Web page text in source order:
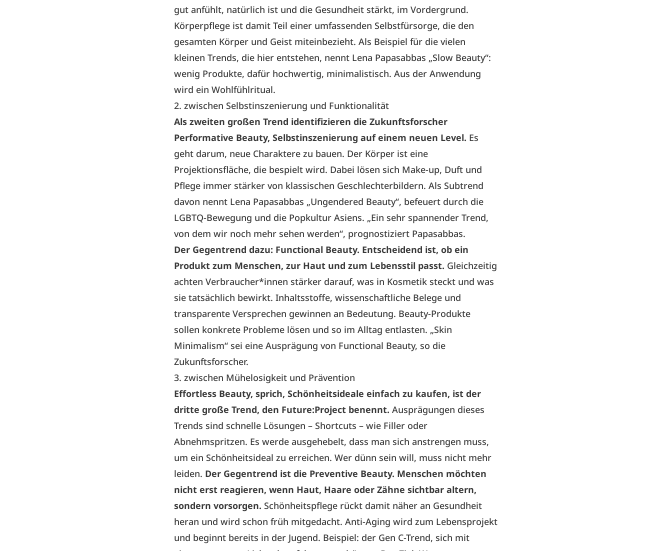
gut anfühlt, natürlich ist und die Gesundheit stärkt, im Vordergrund.
Körperpflege ist damit Teil einer umfassenden Selbstfürsorge, die den
gesamten Körper und Geist miteinbezieht. Als Beispiel für die vielen
kleinen Trends, die hier entstehen, nennt Lena Papasabbas „Slow Beauty“:
wenig Produkte, dafür hochwertig, minimalistisch. Aus der Anwendung
wird ein Wohlfühlritual.
2. zwischen Selbstinszenierung und Funktionalität
Als zweiten großen Trend identifizieren die Zukunftsforscher
Performative Beauty, Selbstinszenierung auf einem neuen Level. Es
geht darum, neue Charaktere zu bauen. Der Körper ist eine
Projektionsfläche, die bespielt wird. Dabei lösen sich Make-up, Duft und
Pflege immer stärker von klassischen Geschlechterbildern. Als Subtrend
davon nennt Lena Papasabbas „Ungendered Beauty“, befeuert durch die
LGBTQ-Bewegung und die Popkultur Asiens. „Ein sehr spannender Trend,
von dem wir noch mehr sehen werden“, prognostiziert Papasabbas.
Der Gegentrend dazu: Functional Beauty. Entscheidend ist, ob ein
Produkt zum Menschen, zur Haut und zum Lebensstil passt. Gleichzeitig
achten Verbraucher*innen stärker darauf, was in Kosmetik steckt und was
sie tatsächlich bewirkt. Inhaltsstoffe, wissenschaftliche Belege und
transparente Versprechen gewinnen an Bedeutung. Beauty-Produkte
sollen konkrete Probleme lösen und so im Alltag entlasten. „Skin
Minimalism“ sei eine Ausprägung von Functional Beauty, so die
Zukunftsforscher.
3. zwischen Mühelosigkeit und Prävention
Effortless Beauty, sprich, Schönheitsideale einfach zu kaufen, ist der
dritte große Trend, den Future:Project benennt. Ausprägungen dieses
Trends sind schnelle Lösungen – Shortcuts – wie Filler oder
Abnehmspritzen. Es werde ausgehebelt, dass man sich anstrengen muss,
um ein Schönheitsideal zu erreichen. Wer dünn sein will, muss nicht mehr
leiden. Der Gegentrend ist die Preventive Beauty. Menschen möchten
nicht erst reagieren, wenn Haut, Haare oder Zähne sichtbar altern,
sondern vorsorgen. Schönheitspflege rückt damit näher an Gesundheit
heran und wird schon früh mitgedacht. Anti-Aging wird zum Lebensprojekt
und beginnt bereits in der Jugend. Beispiel: der Gen C-Trend, sich mit